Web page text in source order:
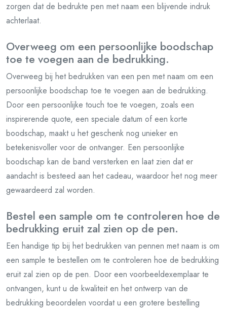
zorgen dat de bedrukte pen met naam een blijvende indruk
achterlaat.
Overweeg om een persoonlijke boodschap
toe te voegen aan de bedrukking.
Overweeg bij het bedrukken van een pen met naam om een
persoonlijke boodschap toe te voegen aan de bedrukking.
Door een persoonlijke touch toe te voegen, zoals een
inspirerende quote, een speciale datum of een korte
boodschap, maakt u het geschenk nog unieker en
betekenisvoller voor de ontvanger. Een persoonlijke
boodschap kan de band versterken en laat zien dat er
aandacht is besteed aan het cadeau, waardoor het nog meer
gewaardeerd zal worden.
Bestel een sample om te controleren hoe de
bedrukking eruit zal zien op de pen.
Een handige tip bij het bedrukken van pennen met naam is om
een sample te bestellen om te controleren hoe de bedrukking
eruit zal zien op de pen. Door een voorbeeldexemplaar te
ontvangen, kunt u de kwaliteit en het ontwerp van de
bedrukking beoordelen voordat u een grotere bestelling